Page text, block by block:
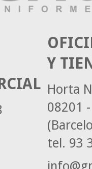
Y
Horta
08201
tel. 93